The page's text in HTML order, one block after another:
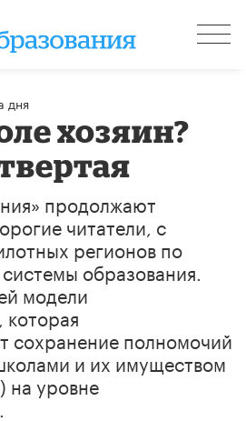
дня
хозяин?
продолжают
читатели, с
регионов по
образования.
модели
которая
сохранение полномочий
и их имуществом
на уровне